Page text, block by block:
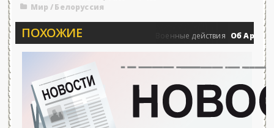
Мир /Белоруссия
ПОХОЖИЕ
- «Новости»... Военные действия Об Армении,